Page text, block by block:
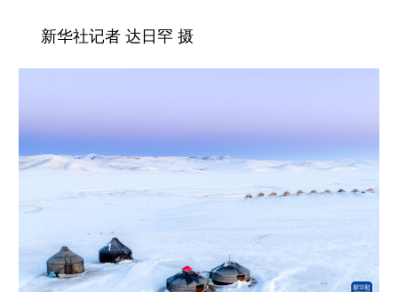
新华社记者 达日罕 摄